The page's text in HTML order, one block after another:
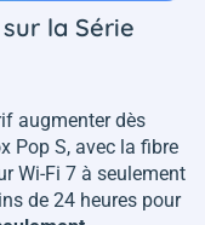
la Série
augmenter dès
Pop S, avec la fibre
Wi-Fi 7 à seulement
de 24 heures pour